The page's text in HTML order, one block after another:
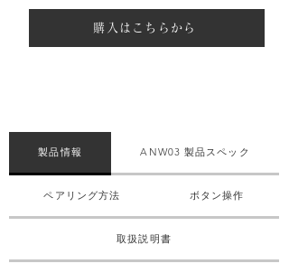
購入はこちらから
製品情報 ANW03 製品スペック
ペアリング方法 ボタン操作
取扱説明書